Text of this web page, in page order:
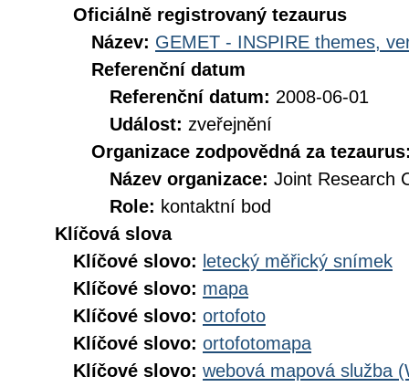
Oficiálně registrovaný tezaurus
Název: GEMET - INSPIRE themes,
Referenční datum
Referenční datum: 2008-06-01
Událost: zveřejnění
Organizace zodpovědná za
Název organizace: Joint Research
Role: kontaktní bod
Klíčová slova
Klíčové slovo: letecký měřický snímek
Klíčové slovo: mapa
Klíčové slovo: ortofoto
Klíčové slovo: ortofotomapa
Klíčové slovo: webová mapová služba